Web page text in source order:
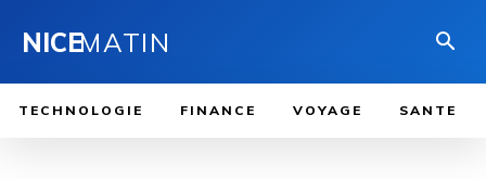
NICEMATIN
TECHNOLOGIE FINANCE VOYAGE SANTE